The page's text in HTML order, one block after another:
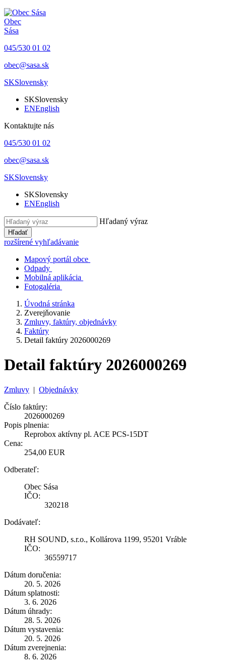
Obec
Sása
045/530 01 02
obec@sasa.sk
SKSlovensky
SKSlovensky
ENEnglish
Kontaktujte nás
045/530 01 02
obec@sasa.sk
SKSlovensky
SKSlovensky
ENEnglish
Hľadaný výraz
Hľadať
rozšírené vyhľadávanie
Mapový portál obce
Odpady
Mobilná aplikácia
Fotogaléria
Úvodná stránka
Zverejňovanie
Zmluvy, faktúry, objednávky
Faktúry
Detail faktúry 2026000269
Detail faktúry 2026000269
Zmluvy | Objednávky
Číslo faktúry:
2026000269
Popis plnenia:
Reprobox aktívny pl. ACE PCS-15DT
Cena:
254,00 EUR
Odberateľ:
Obec Sása
IČO:
320218
Dodávateľ:
RH SOUND, s.r.o., Kollárova 1199, 95201 Vráble
IČO:
36559717
Dátum doručenia:
20. 5. 2026
Dátum splatnosti:
3. 6. 2026
Dátum úhrady:
28. 5. 2026
Dátum vystavenia:
20. 5. 2026
Dátum zverejnenia:
8. 6. 2026